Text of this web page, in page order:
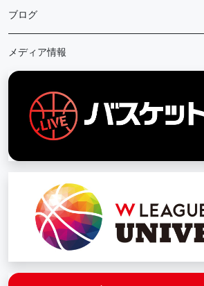
ブログ
メディア情報